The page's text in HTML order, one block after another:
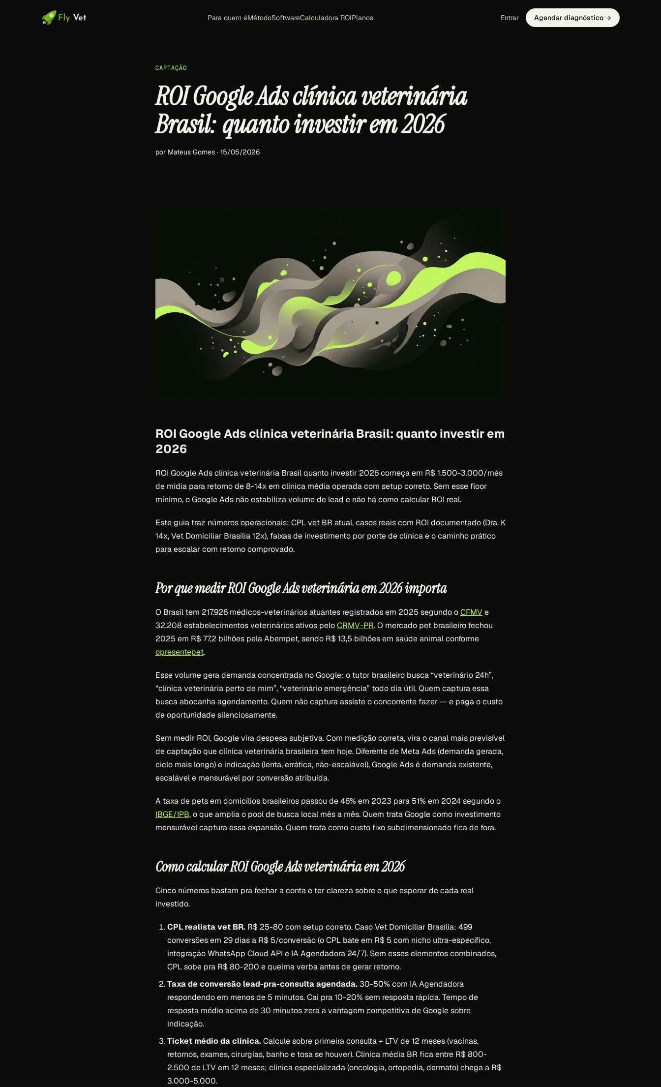
Para quem éMétodoSoftwareCalculadora ROIPlanos Entrar Agendar diagnóstico →
CAPTAÇÃO
ROI Google Ads clínica veterinária
Brasil: quanto investir em 2026
por Mateus Gomes · 15/05/2026
ROI Google Ads clínica veterinária Brasil: quanto investir em
2026
ROI Google Ads clínica veterinária Brasil quanto investir 2026 começa em R$ 1.500-3.000/mês
de mídia para retorno de 8-14x em clínica média operada com setup correto. Sem esse floor
mínimo, o Google Ads não estabiliza volume de lead e não há como calcular ROI real.
Este guia traz números operacionais: CPL vet BR atual, casos reais com ROI documentado (Dra. K
14x, Vet Domiciliar Brasília 12x), faixas de investimento por porte de clínica e o caminho prático
para escalar com retorno comprovado.
Por que medir ROI Google Ads veterinária em 2026 importa
O Brasil tem 217.926 médicos-veterinários atuantes registrados em 2025 segundo oCFMV e
32.208 estabelecimentos veterinários ativos peloCRMV-PR. O mercado pet brasileiro fechou
2025 em R$ 77,2 bilhões pela Abempet, sendo R$ 13,5 bilhões em saúde animal conforme
opresentepet.
Esse volume gera demanda concentrada no Google: o tutor brasileiro busca “veterinário 24h”,
“clínica veterinária perto de mim”, “veterinário emergência” todo dia útil. Quem captura essa
busca abocanha agendamento. Quem não captura assiste o concorrente fazer — e paga o custo
de oportunidade silenciosamente.
Sem medir ROI, Google vira despesa subjetiva. Com medição correta, vira o canal mais previsível
de captação que clínica veterinária brasileira tem hoje. Diferente de Meta Ads (demanda gerada,
ciclo mais longo) e indicação (lenta, errática, não-escalável), Google Ads é demanda existente,
escalável e mensurável por conversão atribuída.
A taxa de pets em domicílios brasileiros passou de 46% em 2023 para 51% em 2024 segundo o
IBGE/IPB, o que amplia o pool de busca local mês a mês. Quem trata Google como investimento
mensurável captura essa expansão. Quem trata como custo fixo subdimensionado fica de fora.
Como calcular ROI Google Ads veterinária em 2026
Cinco números bastam pra fechar a conta e ter clareza sobre o que esperar de cada real
investido.
CPL realista vet BR. R$ 25-80 com setup correto. Caso Vet Domiciliar Brasília: 499
conversões em 29 dias a R$ 5/conversão (o CPL bate em R$ 5 com nicho ultra-específico,
integração WhatsApp Cloud API e IA Agendadora 24/7). Sem esses elementos combinados,
CPL sobe pra R$ 80-200 e queima verba antes de gerar retorno.
Taxa de conversão lead-pra-consulta agendada. 30-50% com IA Agendadora
respondendo em menos de 5 minutos. Cai pra 10-20% sem resposta rápida. Tempo de
resposta médio acima de 30 minutos zera a vantagem competitiva de Google sobre
indicação.
Ticket médio da clínica.Calcule sobre primeira consulta + LTV de 12 meses (vacinas,
retornos, exames, cirurgias, banho e tosa se houver). Clínica média BR fica entre R$ 800-
2.500 de LTV em 12 meses; clínica especializada (oncologia, ortopedia, dermato) chega a R$
3.000-5.000.